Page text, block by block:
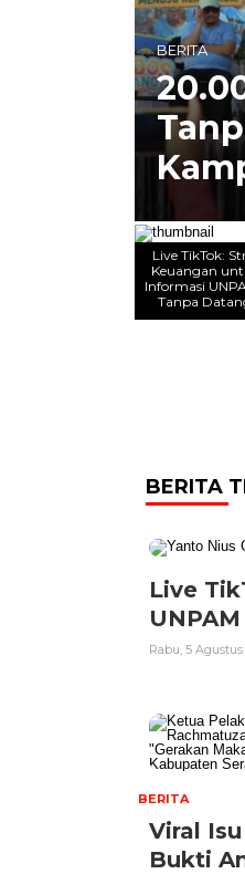
OLAHRAGA
Live TikTok:
Keuangan
Informasi
Tanpa
BERITA
Live
Rabu, 5
BERITA
Viral
Bukti